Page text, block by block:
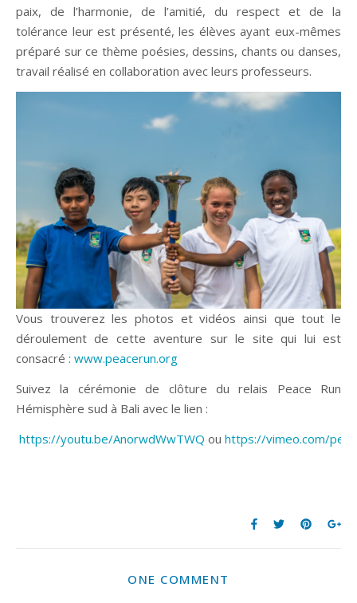
paix, de l’harmonie, de l’amitié, du respect et de la
tolérance leur est présenté, les élèves ayant eux-mêmes
préparé sur ce thème poésies, dessins, chants ou danses,
travail réalisé en collaboration avec leurs professeurs.
Vous trouverez les photos et vidéos ainsi que tout le
déroulement de cette aventure sur le site qui lui est
consacré : www.peacerun.org
Suivez la cérémonie de clôture du relais Peace Run
Hémisphère sud à Bali avec le lien :
https://youtu.be/AnorwdWwTWQ ou https://vimeo.com/
ONE COMMENT